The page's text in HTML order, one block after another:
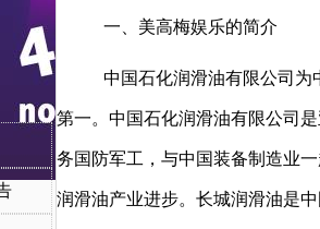
一、美高梅娱乐的简介
中国石化润滑油有限公司为
第一。中国石化润滑油有限公司
务国防军工，与中国装备制造业
润滑油产业进步。长城润滑油是